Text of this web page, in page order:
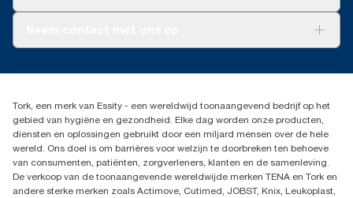
Productklacht
Dispenserklacht
030 - 698 46 66
Essity Netherlands B.V.
Arnhemse Bovenweg 120
3708 AH ZEIST
Nederland
Tork, een merk van Essity - een wereldwijd toonaangevend bedrijf op het
gebied van hygiëne en gezondheid. Elke dag worden onze producten,
diensten en oplossingen gebruikt door een miljard mensen over de hele
wereld. Ons doel is om barrières voor welzijn te doorbreken ten behoeve
van consumenten, patiënten, zorgverleners, klanten en de samenleving.
De verkoop van de toonaangevende wereldwijde merken TENA en Tork en
andere sterke merken zoals Actimove, Cutimed, JOBST, Knix, Leukoplast,